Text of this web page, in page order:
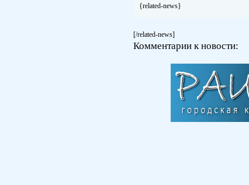
{related-news}
[/related-news]
Комментарии к новости: